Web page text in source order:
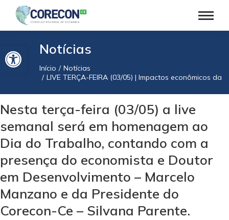
Barra de Ferramentas AbertaNotícias
Você está aqui:
Início
Notícias
LIVE TERÇA-FEIRA (03/05) | Impactos econômicos
Nesta terça-feira (03/05) a live
semanal será em homenagem ao
Dia do Trabalho, contando com a
presença do economista e Doutor
em Desenvolvimento – Marcelo
Manzano e da Presidente do
Corecon-Ce – Silvana Parente.